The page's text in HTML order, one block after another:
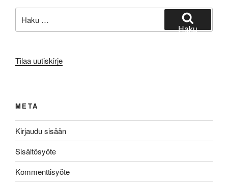
Haku
Tilaa uutiskirje
META
Kirjaudu sisään
Sisältösyöte
Kommenttisyöte